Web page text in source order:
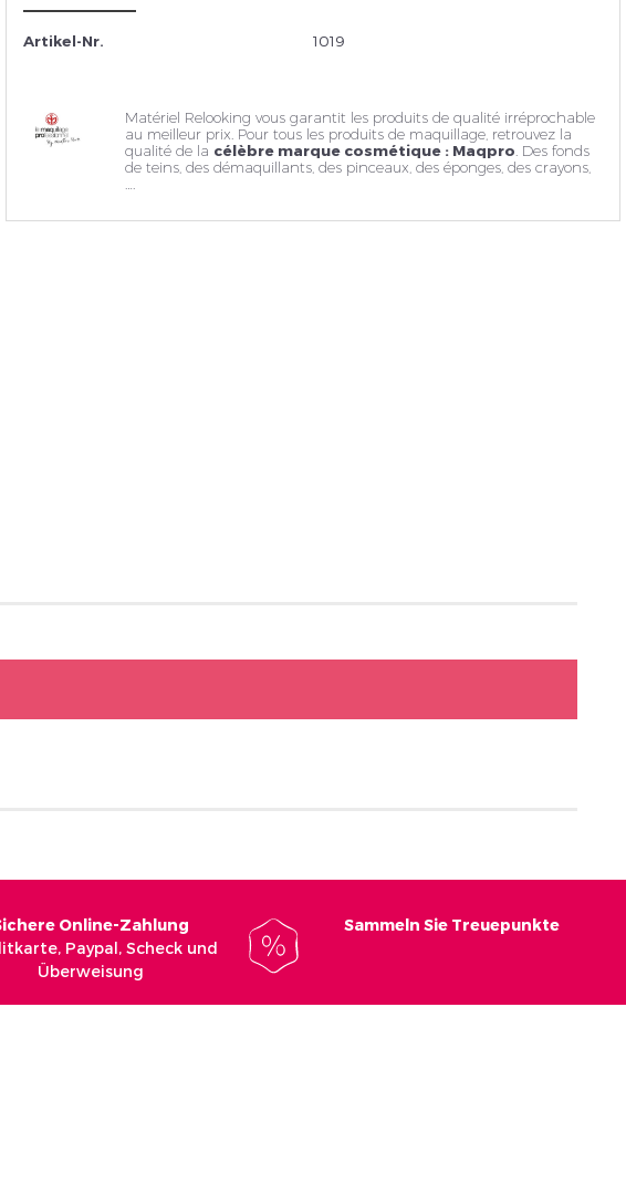
Artikel-Nr. 1019
Matériel Relooking vous garantit les produits de qualité irréprochable
au meilleur prix. Pour tous les produits de maquillage, retrouvez la
qualité de la célèbre marque cosmétique : Maqpro . Des fonds
de teins, desdémaquillants , des pinceaux, des éponges, des crayons,
Online-Zahlung
Paypal, Scheck und
Überweisung
Sammeln Sie Treuepunkte